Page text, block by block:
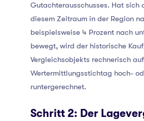
Gutachterausschusses. Hat sich
diesem Zeitraum in der Region
beispielsweise 4 Prozent nach
bewegt, wird der historische
Vergleichsobjekts rechnerisch
Wertermittlungsstichtag hoch-
runtergerechnet.
Schritt 2: Der